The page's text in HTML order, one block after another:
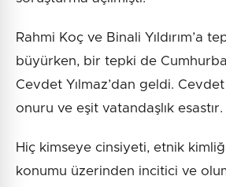
Rahmi Koç ve Binali Yıldırım’a
büyürken, bir tepki de
Cevdet Yılmaz’dan geldi. Cevdet
onuru ve eşit vatandaşlık esastır.
Hiç kimseye cinsiyeti, etnik
konumu üzerinden incitici ve